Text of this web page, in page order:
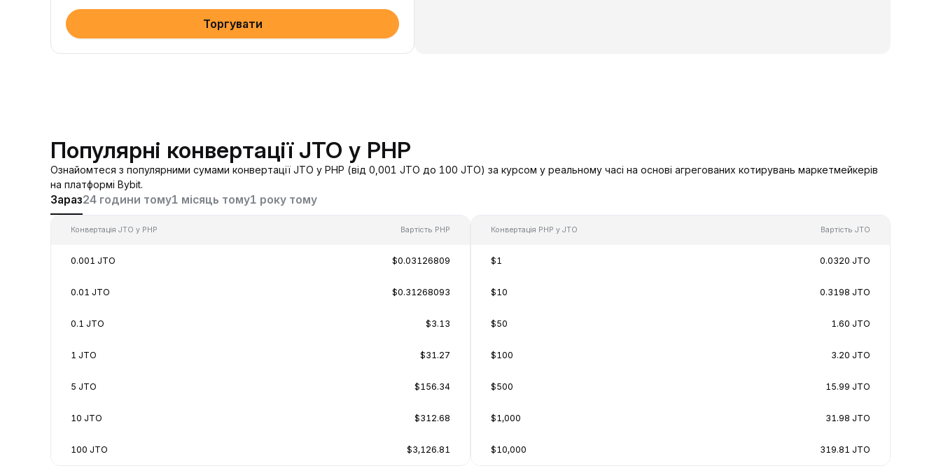
Торгувати
Популярні конвертації JTO у PHP
Ознайомтеся з популярними сумами конвертації JTO у PHP (від 0,001 JTO до 100 JTO) за курсом у реальному часі на основі агрегованих котирувань маркетмейкерів
на платформі Bybit.
Зараз24 години тому1 місяць тому1 року тому
Конвертація JTO у PHP Вартість PHP
0.001 JTO $0.03126809
0.01 JTO $0.31268093
0.1 JTO $3.13
1 JTO $31.27
5 JTO $156.34
10 JTO $312.68
100 JTO $3,126.81
Конвертація PHP у JTO Вартість JTO
$1 0.0320 JTO
$10 0.3198 JTO
$50 1.60 JTO
$100 3.20 JTO
$500 15.99 JTO
$1,000 31.98 JTO
$10,000 319.81 JTO